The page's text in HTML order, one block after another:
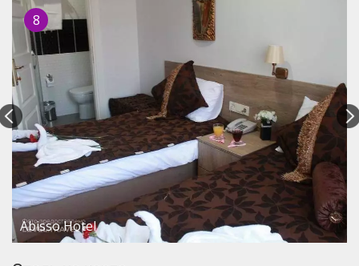
8
Abisso Hotel